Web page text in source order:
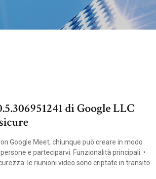
di Google LLC
Google Meet, chiunque può creare in modo
e parteciparvi. Funzionalità principali: •
le riunioni video sono criptate in transito